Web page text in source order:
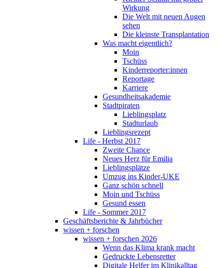
Wirkung
Die Welt mit neuen Augen
sehen
Die kleinste Transplantation
Was macht eigentlich?
Moin
Tschüss
Kinderreporter:innen
Reportage
Karriere
Gesundheitsakademie
Stadtpiraten
Lieblingsplatz
Stadturlaub
Lieblingsrezept
Life - Herbst 2017
Zweite Chance
Neues Herz für Emilia
Lieblingsplätze
Umzug ins Kinder-UKE
Ganz schön schnell
Moin und Tschüss
Gesund essen
Life - Sommer 2017
Geschäftsberichte & Jahrbücher
wissen + forschen
wissen + forschen 2026
Wenn das Klima krank macht
Gedruckte Lebensretter
Digitale Helfer im Klinikalltag